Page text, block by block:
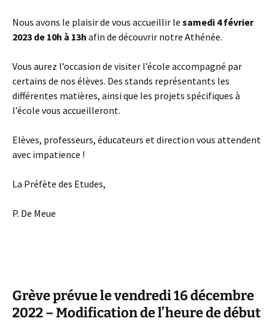
Nous avons le plaisir de vous accueillir le samedi 4 février
2023 de 10h à 13h afin de découvrir notre Athénée.
Vous aurez l’occasion de visiter l’école accompagné par
certains de nos élèves. Des stands représentants les
différentes matières, ainsi que les projets spécifiques à
l’école vous accueilleront.
Elèves, professeurs, éducateurs et direction vous attendent
avec impatience !
La Préfète des Etudes,
P. De Meue
Grève prévue le vendredi 16 décembre
2022 – Modification de l’heure de début